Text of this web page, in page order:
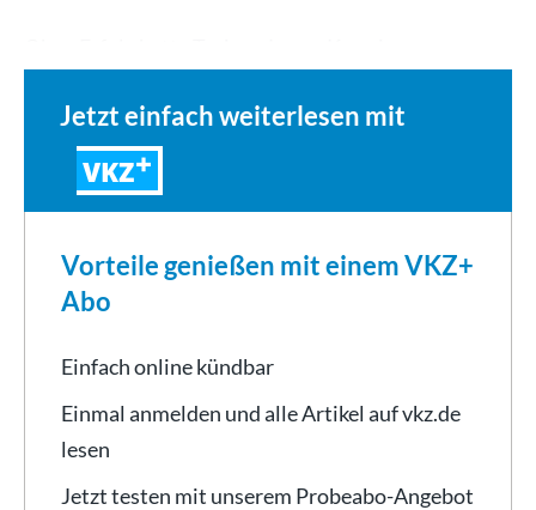
Jetzt einfach weiterlesen mit
VKZ
Vorteile genießen mit einem VKZ+
Abo
Einfach online kündbar
Einmal anmelden und alle Artikel auf vkz.de
lesen
Jetzt testen mit unserem Probeabo-Angebot